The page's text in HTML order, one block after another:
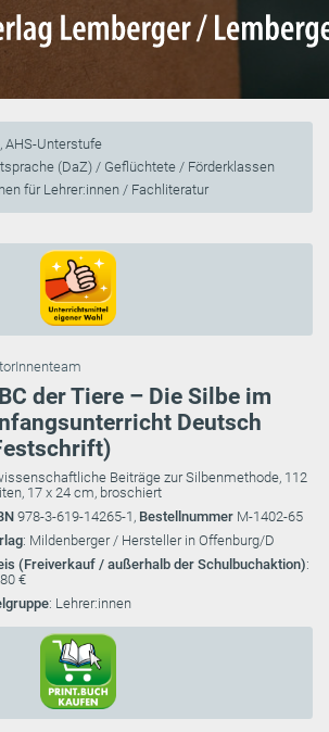
AHS-Unterstufe
(DaZ) / Geflüchtete / Förderklassen
für Lehrer:innen / Fachliteratur
der Tiere – Die Silbe im
Deutsch
Beiträge zur Silbenmethode, 112
17 x 24 cm, broschiert
978-3-619-14265-1, Bestellnummer M-1402-65
: Mildenberger / Hersteller in Offenburg/D
(Freiverkauf / außerhalb der Schulbuchaktion):
€
: Lehrer:innen